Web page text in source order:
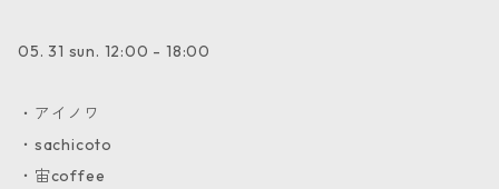
05. 31 sun. 12:00 - 18:00
・アイノワ
・sachicoto
・宙coffee